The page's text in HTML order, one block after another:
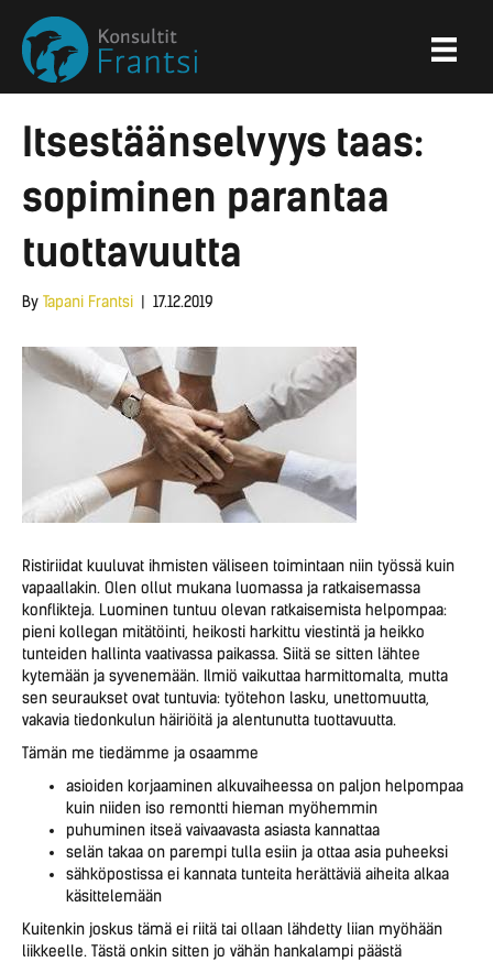
Itsestäänselvyys taas:
sopiminen parantaa
tuottavuutta
By Tapani Frantsi 17.12.2019
Ristiriidat kuuluvat ihmisten väliseen toimintaan niin työssä kuin
vapaallakin. Olen ollut mukana luomassa ja ratkaisemassa
konflikteja. Luominen tuntuu olevan ratkaisemista helpompaa:
pieni kollegan mitätöinti, heikosti harkittu viestintä ja heikko
tunteiden hallinta vaativassa paikassa. Siitä se sitten lähtee
kytemään ja syvenemään. Ilmiö vaikuttaa harmittomalta, mutta
sen seuraukset ovat tuntuvia: työtehon lasku, unettomuutta,
vakavia tiedonkulun häiriöitä ja alentunutta tuottavuutta.
Tämän me tiedämme ja osaamme
asioiden korjaaminen alkuvaiheessa on paljon helpompaa
kuin niiden iso remontti hieman myöhemmin
puhuminen itseä vaivaavasta asiasta kannattaa
selän takaa on parempi tulla esiin ja ottaa asia puheeksi
sähköpostissa ei kannata tunteita herättäviä aiheita alkaa
käsittelemään
Kuitenkin joskus tämä ei riitä tai ollaan lähdetty liian myöhään
liikkeelle. Tästä onkin sitten jo vähän hankalampi päästä